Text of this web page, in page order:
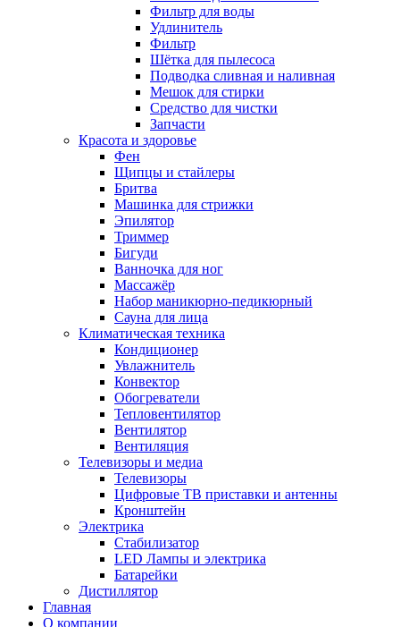
Фильтр для воды
Удлинитель
Фильтр
Шётка для пылесоса
Подводка сливная и наливная
Мешок для стирки
Средство для чистки
Запчасти
Красота и здоровье
Фен
Щипцы и стайлеры
Бритва
Машинка для стрижки
Эпилятор
Триммер
Бигуди
Ванночка для ног
Массажёр
Набор маникюрно-педикюрный
Сауна для лица
Климатическая техника
Кондиционер
Увлажнитель
Конвектор
Обогреватели
Тепловентилятор
Вентилятор
Вентиляция
Телевизоры и медиа
Телевизоры
Цифровые ТВ приставки и антенны
Кронштейн
Электрика
Стабилизатор
LED Лампы и электрика
Батарейки
Дистиллятор
Главная
О компании